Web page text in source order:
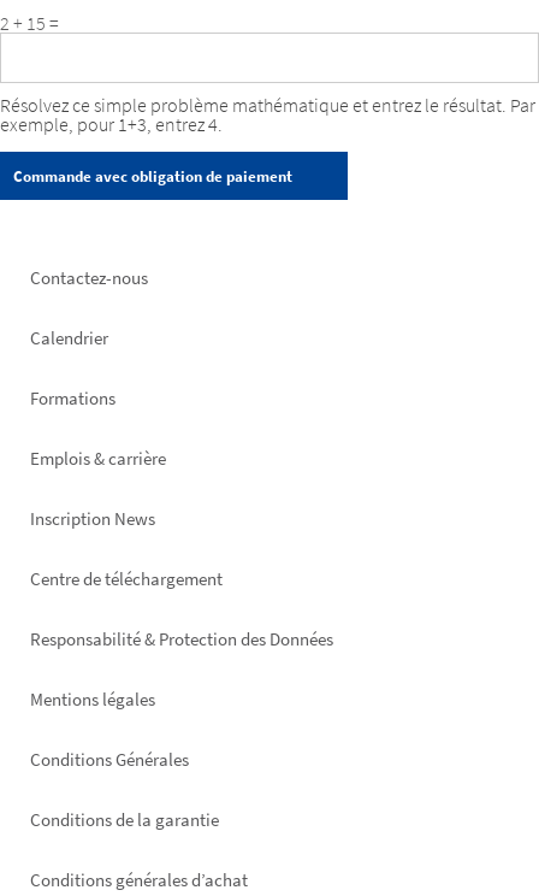
2 + 15 =
Résolvez ce simple problème mathématique et entrez le résultat. Par
exemple, pour 1+3, entrez 4.
Footer
Contactez-nous
Calendrier
Formations
Emplois & carrière
Inscription News
Footer
Centre de téléchargement
Responsabilité & Protection des Données
Mentions légales
Conditions Générales
Conditions de la garantie
Conditions générales d’achat